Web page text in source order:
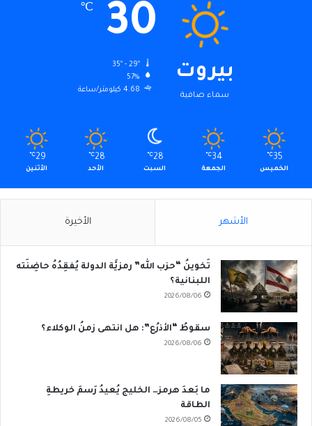
بيروت
سماء صافية
30
℃
57%
4.68 كيلومتر/ساعة
35
℃
الخميس
34
℃
الجمعة
28
℃
السبت
28
℃
الأحد
29
℃
الأثنين
الأشهر الأخيرة
تَخوينُ “حزب الله” رمزيَّة الدولة يُفقِدُهُ حاضِنَته
اللبنانية؟
2026/08/06
سقوطُ “الأذرُع”: هل انتهى زمنُ الوكلاء؟
2026/08/06
ما بَعدَ هرمز… الخليج يُعيدُ رَسمَ خريطةِ
الطاقة
2026/08/05